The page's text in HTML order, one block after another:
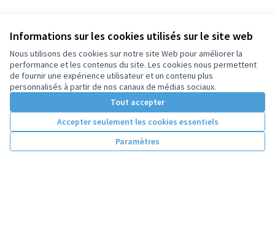
Informations sur les cookies utilisés sur le site web
Nous utilisons des cookies sur notre site Web pour améliorer la
performance et les contenus du site. Les cookies nous permettent
de fournir une expérience utilisateur et un contenu plus
personnalisés à partir de nos canaux de médias sociaux.
Tout accepter
Accepter seulement les cookies essentiels
Paramètres